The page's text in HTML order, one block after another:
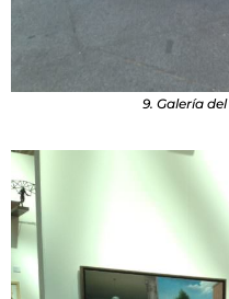
9. Galería